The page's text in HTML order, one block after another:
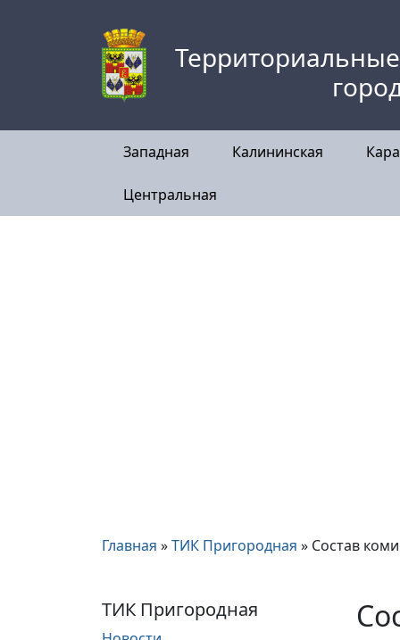
Западная Калининская
Центральная
Главная »ТИК Пригородная » Состав
ТИК Пригородная